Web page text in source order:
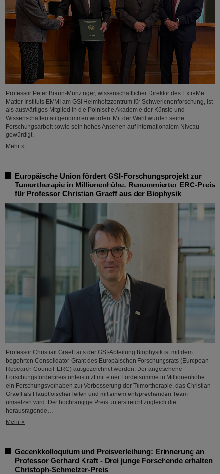
Professor Peter Braun-Munzinger, wissenschaftlicher Direktor des ExtreMe
Matter Instituts EMMI am GSI Helmholtzzentrum für Schwerionenforschung, ist
als auswärtiges Mitglied in die Polnische Akademie der Künste und
Wissenschaften aufgenommen worden. Mit der Wahl wurden seine
Forschungsarbeit sowie sein hohes Ansehen auf internationalem Niveau
gewürdigt.
Mehr »
Europäische Union fördert GSI-Forschungsprojekt zur
Tumortherapie in Millionenhöhe: Renommierter ERC-Preis
für Professor Christian Graeff aus der Biophysik
Professor Christian Graeff aus der GSI-Abteilung Biophysik ist mit dem
begehrten Consolidator-Grant des Europäischen Forschungsrats (European
Research Council, ERC) ausgezeichnet worden. Der angesehene
Forschungsförderpreis unterstützt mit einer Fördersumme in Millionenhöhe
ein Forschungsvorhaben zur Verbesserung der Tumortherapie, das Christian
Graeff als Hauptforscher leiten und mit einem entsprechenden Team
umsetzen wird. Der hochrangige Preis unterstreicht zugleich die
herausragende…
Mehr »
Gedenkkolloquium und Preisverleihung: Erinnerung an
Professor Gerhard Kraft - Drei junge Forschende erhalten
Christoph-Schmelzer-Preis